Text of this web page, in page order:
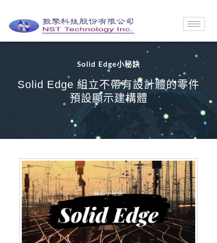
Solid Edge小秘訣
Solid Edge 組立不帶有設計體的零件
預設顯示建構體